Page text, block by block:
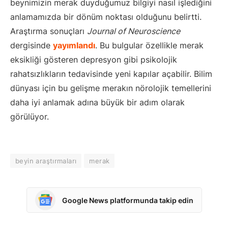
beynimizin merak duyduğumuz bilgiyi nasıl işlediğini
anlamamızda bir dönüm noktası olduğunu belirtti.
Araştırma sonuçları Journal of Neuroscience
dergisinde yayımlandı. Bu bulgular özellikle merak
eksikliği gösteren depresyon gibi psikolojik
rahatsızlıkların tedavisinde yeni kapılar açabilir. Bilim
dünyası için bu gelişme merakın nörolojik temellerini
daha iyi anlamak adına büyük bir adım olarak
görülüyor.
beyin araştırmaları merak
Google News platformunda takip edin